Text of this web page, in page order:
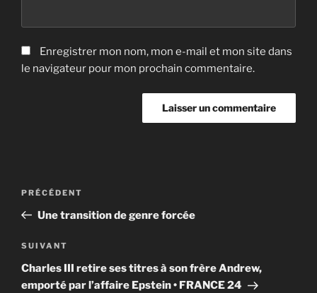
Enregistrer mon nom, mon e-mail et mon site dans
le navigateur pour mon prochain commentaire.
Navigation
l’article
Article
précédent
PRÉCÉDENT
Une transition de genre forcée
Article
suivant
SUIVANT
Charles III retire ses titres à son frère Andrew,
emporté par l’affaire Epstein • FRANCE 24